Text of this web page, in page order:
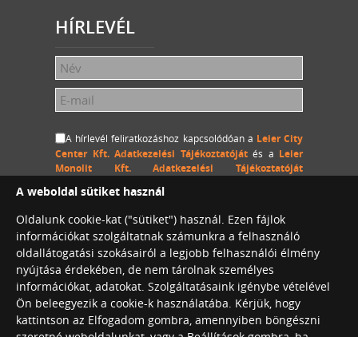
HÍRLEVÉL
A hírlevél feliratkozáshoz kapcsolódóan a Leier City
Center Kft. Adatkezelési Tájékoztatójátés a Leier
Monolit Kft. Adatkezelési Tájékoztatóját
Kft. és a Leier Monolit Kft. a megadott személyes
visszavonásig kezelje, a megadott e-mail címemre
hírlevelet küldjön.
Leier City Center Café
Konferenciaterem bérlés
A weboldal sütiket használ
Oldalunk cookie-kat ("sütiket") használ. Ezen fájlok
információkat szolgáltatnak számunkra a felhasználó
oldallátogatási szokásairól a legjobb felhasználói élmény
nyújtása érdekében, de nem tárolnak személyes
információkat, adatokat. Szolgáltatásaink igénybe vételével
Ön beleegyezik a cookie-k használatába. Kérjük, hogy
kattintson az Elfogadom gombra, amennyiben böngészni